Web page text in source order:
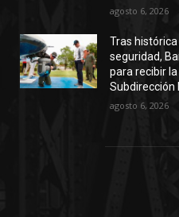
agosto 6, 2026
Tras
seguridad,
para recibir
Subdirección
agosto 6, 2026